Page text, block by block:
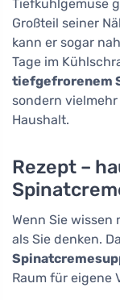
Tiefkühlgemüse
Großteil seiner
kann er sogar
Tage im
tiefgefrorenem
sondern
Haushalt.
Rezept –
Wenn Sie wissen
als Sie denken.
Raum für eigene